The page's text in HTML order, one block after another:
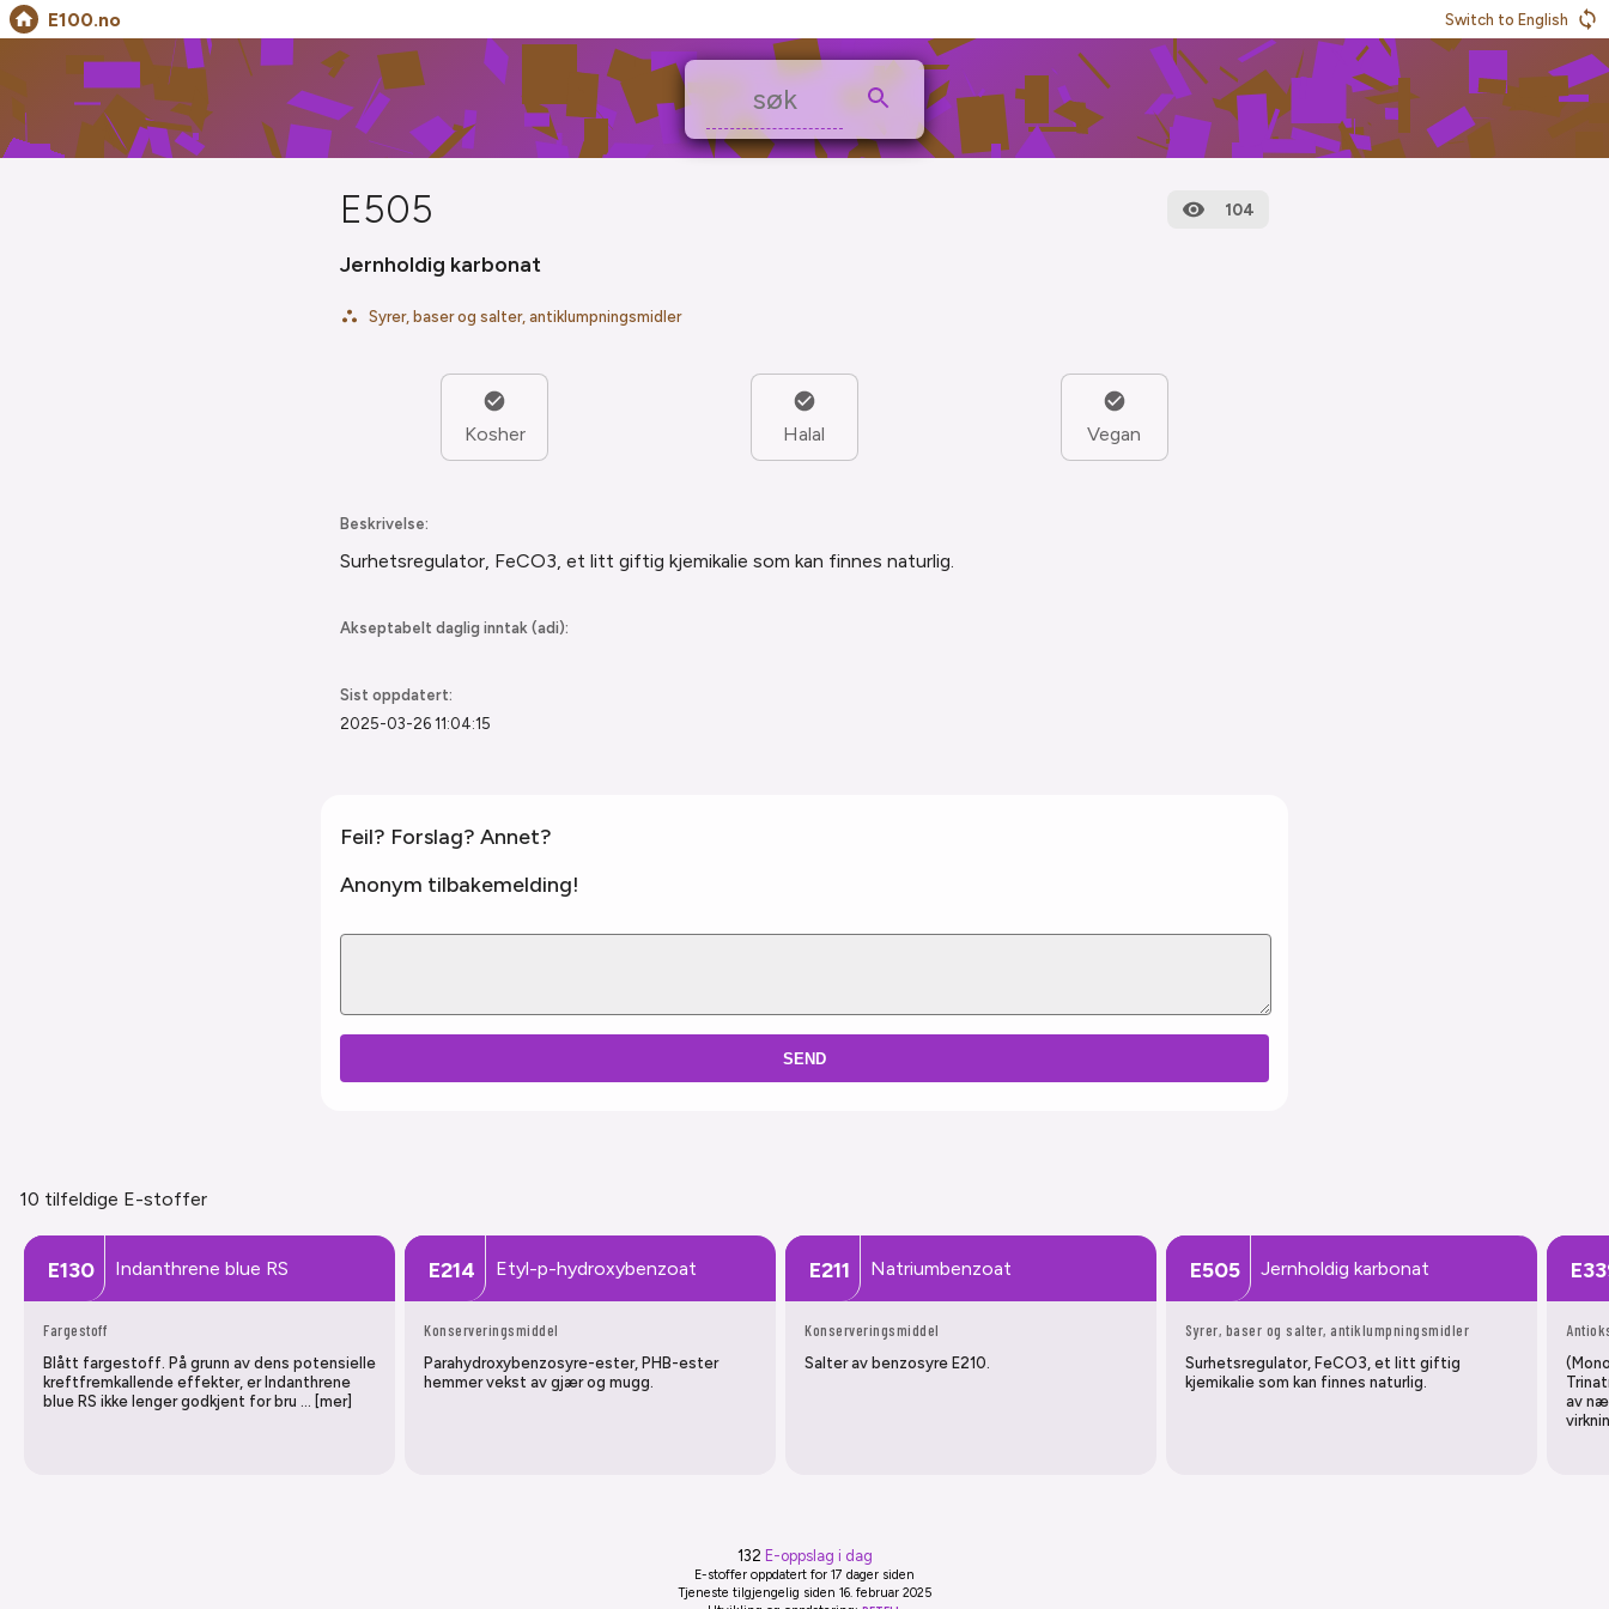
E100.no Switch to English
E505 104
Jernholdig karbonat
Syrer, baser og salter, antiklumpningsmidler
Kosher Halal Vegan
Beskrivelse:
Surhetsregulator, FeCO3, et litt giftig kjemikalie som kan finnes naturlig.
Akseptabelt daglig inntak (adi):
Sist oppdatert:
2025-03-26 11:04:15
Feil? Forslag? Annet?
Anonym tilbakemelding!
SEND
10 tilfeldige E-stoffer
E130 Indanthrene blue RS
Fargestoff
Blått fargestoff. På grunn av dens potensielle
kreftfremkallende effekter, er Indanthrene
blue RS ikke lenger godkjent for bru … [mer]
E214 Etyl-p-hydroxybenzoat
Konserveringsmiddel
Parahydroxybenzosyre-ester, PHB-ester
hemmer vekst av gjær og mugg.
E211 Natriumbenzoat
Konserveringsmiddel
Salter av benzosyre E210.
E505 Jernholdig karbonat
Syrer, baser og salter, antiklumpningsmidler
Surhetsregulator, FeCO3, et litt giftig
kjemikalie som kan finnes naturlig.
av
132 E-oppslag i dag
E-stoffer oppdatert for 17 dager siden
Tjeneste tilgjengelig siden 16. februar 2025